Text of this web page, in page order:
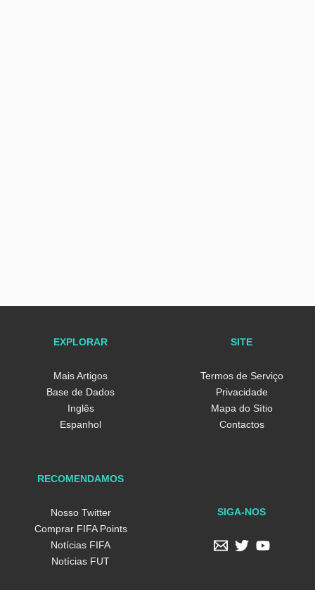
EXPLORAR
Mais Artigos
Base de Dados
Inglês
Espanhol
SITE
Termos de Serviço
Privacidade
Mapa do Sítio
Contactos
RECOMENDAMOS
Nosso Twitter
Comprar FIFA Points
Notícias FIFA
Notícias FUT
SIGA-NOS